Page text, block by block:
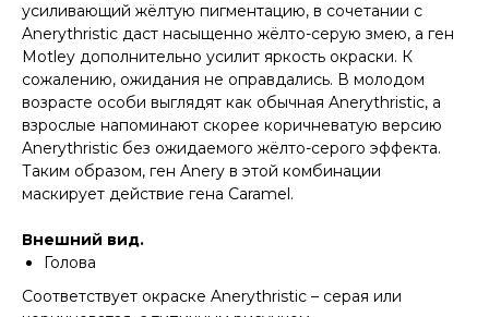
усиливающий жёлтую пигментацию, в сочетании с
Anerythristic даст насыщенно жёлто-серую змею, а ген
Motley дополнительно усилит яркость окраски. К
сожалению, ожидания не оправдались. В молодом
возрасте особи выглядят как обычная Anerythristic, а
взрослые напоминают скорее коричневатую версию
Anerythristic без ожидаемого жёлто-серого эффекта.
Таким образом, ген Anery в этой комбинации
маскирует действие гена Caramel.
Внешний вид.
Голова
Соответствует окраске Anerythristic – серая или